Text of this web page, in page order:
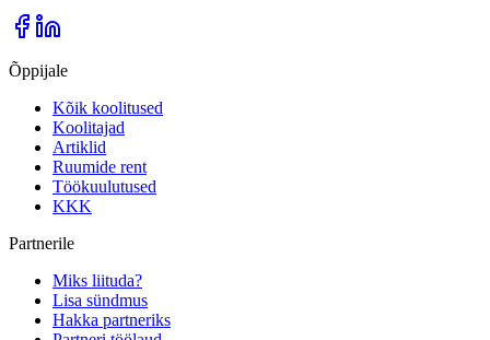
Õppijale
Kõik koolitused
Koolitajad
Artiklid
Ruumide rent
Töökuulutused
KKK
Partnerile
Miks liituda?
Lisa sündmus
Hakka partneriks